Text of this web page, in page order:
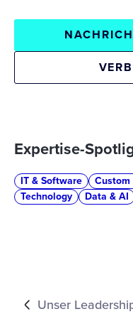
Expertise-
IT & Software Custom
Technology
Data & AI
Unser